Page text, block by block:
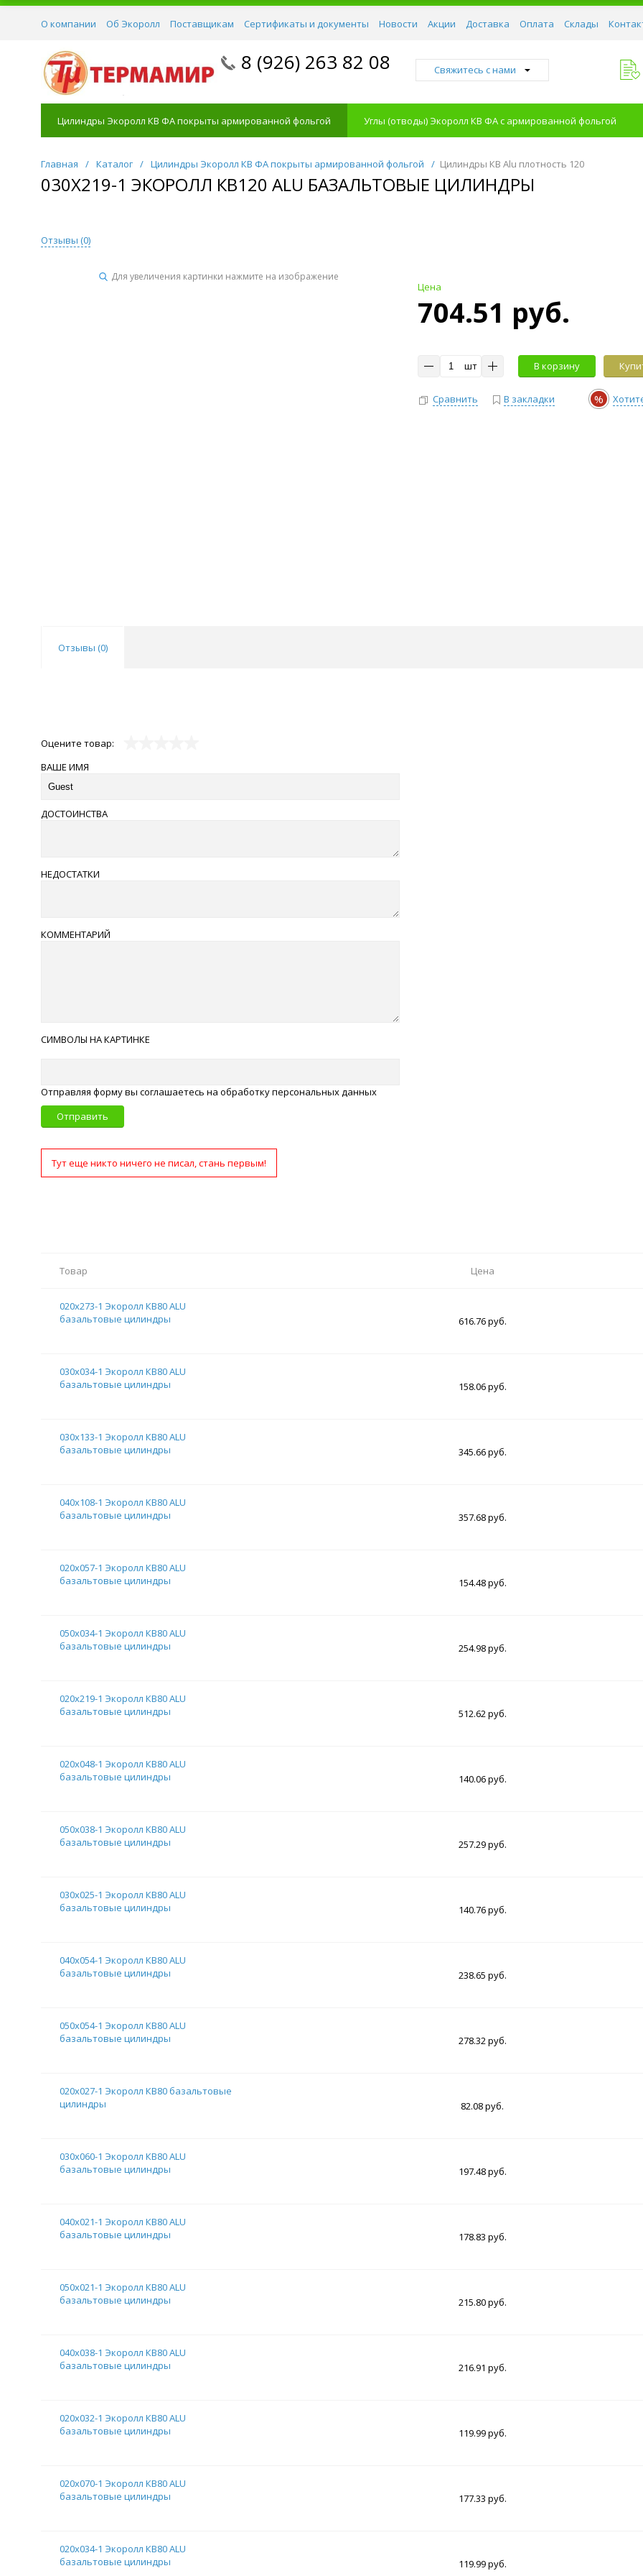
О компании Об Экоролл Поставщикам Сертификаты и документы Новости Акции Доставка Оплата Склады
8 (926) 263 82 08 Свяжитесь с нами
Цилиндры Экоролл КВ ФА покрыты армированной фольгой Углы (отводы) Экоролл КВ ФА с армированной фольгой
Главная / Каталог / Цилиндры Экоролл КВ ФА покрыты армированной фольгой / Цилиндры КВ Alu плотность 120
030Х219-1 ЭКОРОЛЛ КВ120 ALU БАЗАЛЬТОВЫЕ ЦИЛИНДРЫ
Отзывы (0)
Для увеличения картинки нажмите на изображение
Цена
704.51 руб.
шт В корзину
Сравнить В закладки %
Отзывы (0)
Оцените товар:
ВАШЕ ИМЯ
ДОСТОИНСТВА
НЕДОСТАТКИ
КОММЕНТАРИЙ
СИМВОЛЫ НА КАРТИНКЕ
Отправляя форму вы соглашаетесь на обработку персональных данных
Отправить
Тут еще никто ничего не писал, стань первым!
Товар Цена
020х273-1 Экоролл КВ80 ALU
базальтовые цилиндры
616.76 руб.
030х034-1 Экоролл КВ80 ALU
базальтовые цилиндры
158.06 руб.
030х133-1 Экоролл КВ80 ALU
базальтовые цилиндры
345.66 руб.
040х108-1 Экоролл КВ80 ALU
базальтовые цилиндры
357.68 руб.
020х057-1 Экоролл КВ80 ALU
базальтовые цилиндры
154.48 руб.
050х034-1 Экоролл КВ80 ALU
базальтовые цилиндры
254.98 руб.
020х219-1 Экоролл КВ80 ALU
базальтовые цилиндры
512.62 руб.
020х048-1 Экоролл КВ80 ALU
базальтовые цилиндры
140.06 руб.
050х038-1 Экоролл КВ80 ALU
базальтовые цилиндры
257.29 руб.
030х025-1 Экоролл КВ80 ALU
базальтовые цилиндры
140.76 руб.
040х054-1 Экоролл КВ80 ALU
базальтовые цилиндры
238.65 руб.
050х054-1 Экоролл КВ80 ALU
базальтовые цилиндры
278.32 руб.
020х027-1 Экоролл КВ80 базальтовые
цилиндры
82.08 руб.
030х060-1 Экоролл КВ80 ALU
базальтовые цилиндры
197.48 руб.
040х021-1 Экоролл КВ80 ALU
базальтовые цилиндры
178.83 руб.
050х021-1 Экоролл КВ80 ALU
базальтовые цилиндры
215.80 руб.
040х038-1 Экоролл КВ80 ALU
базальтовые цилиндры
216.91 руб.
020х032-1 Экоролл КВ80 ALU
базальтовые цилиндры
119.99 руб.
020х070-1 Экоролл КВ80 ALU
базальтовые цилиндры
177.33 руб.
020х034-1 Экоролл КВ80 ALU
базальтовые цилиндры
119.99 руб.